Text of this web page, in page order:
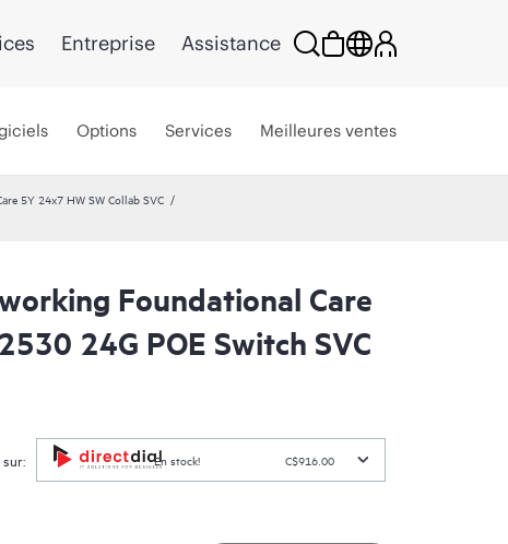
Entreprise Assistance
Options Services Meilleures ventes
5Y 24x7 HW SW Collab SVC
Foundational Care
24G POE Switch SVC
En stock! C$916.00